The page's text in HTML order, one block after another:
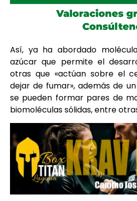
Así, ya ha abordado
azúcar que permite el
otras que «actúan sobre el
dejar de fumar», además de
se pueden formar pares de
biomoléculas sólidas, entre